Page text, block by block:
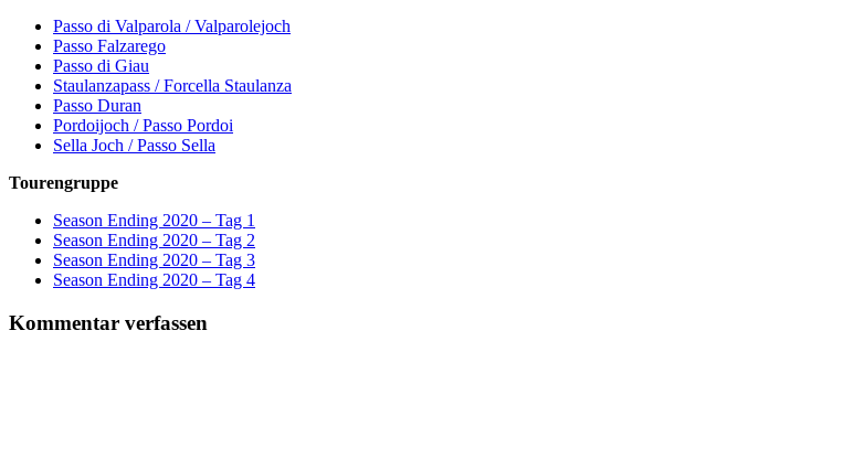
Passo di Valparola / Valparolejoch
Passo Falzarego
Passo di Giau
Staulanzapass / Forcella Staulanza
Passo Duran
Pordoijoch / Passo Pordoi
Sella Joch / Passo Sella
Tourengruppe
Season Ending 2020 – Tag 1
Season Ending 2020 – Tag 2
Season Ending 2020 – Tag 3
Season Ending 2020 – Tag 4
Kommentar verfassen